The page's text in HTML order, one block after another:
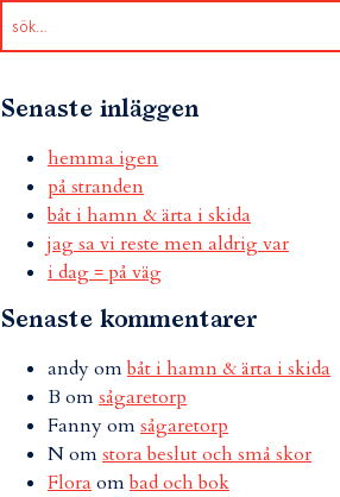
Senaste inläggen
hemma igen
på stranden
båt i hamn & ärta i skida
jag sa vi reste men aldrig var
i dag = på väg
Senaste kommentarer
andyombåt i hamn & ärta i skida
B omsågaretorp
Fannyomsågaretorp
Nomstora beslut och små skor
Flora ombad och bok